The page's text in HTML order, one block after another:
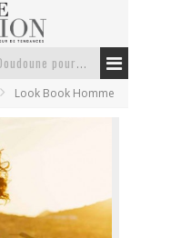
Doudoune pour femme : choisir la pièce idéale entre style, chaleur et durabilité
La trousse de toilette : l’accessoire indispensable de voyage
Le retour du cachemire version casual
Look Book Homme